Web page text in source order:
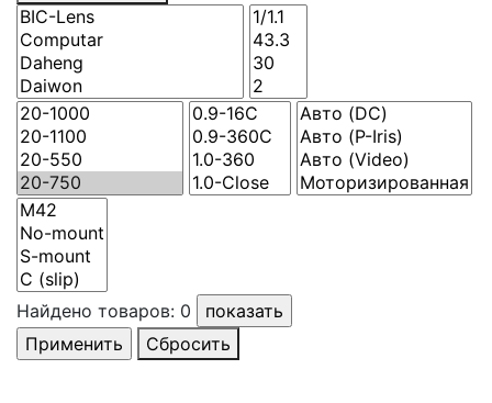
Найдено товаров: 0
Сбросить